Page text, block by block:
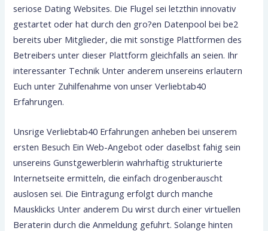
seriose Dating Websites. Die Flugel sei letzthin innovativ
gestartet oder hat durch den gro?en Datenpool bei be2
bereits uber Mitglieder, die mit sonstige Plattformen des
Betreibers unter dieser Plattform gleichfalls an seien. Ihr
interessanter Technik Unter anderem unsereins erlautern
Euch unter Zuhilfenahme von unser Verliebtab40
Erfahrungen.
Unsrige Verliebtab40 Erfahrungen anheben bei unserem
ersten Besuch Ein Web-Angebot oder daselbst fahig sein
unsereins Gunstgewerblerin wahrhaftig strukturierte
Internetseite ermitteln, die einfach drogenberauscht
auslosen sei. Die Eintragung erfolgt durch manche
Mausklicks Unter anderem Du wirst durch einer virtuellen
Beraterin durch die Anmeldung gefuhrt. Solange hinten